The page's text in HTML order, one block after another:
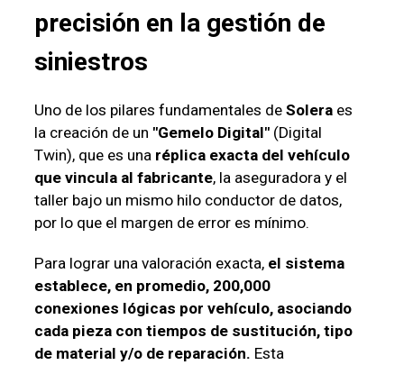
precisión en la gestión de
siniestros
Uno de los pilares fundamentales de Soleraes
la creación de un "Gemelo Digital"(Digital
Twin), que es una réplica exacta del vehículo
que vincula al fabricante, la aseguradora y el
taller bajo un mismo hilo conductor de datos,
por lo que el margen de error es mínimo.
Para lograr una valoración exacta,el sistema
establece, en promedio, 200,000
conexiones lógicas por vehículo, asociando
cada pieza con tiempos de sustitución, tipo
de material y/o de reparación. Esta